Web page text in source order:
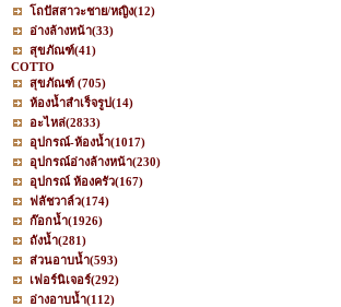
โถปัสสาวะชาย/หญิง(12)
อ่างล้างหน้า(33)
สุขภัณฑ์(41)
COTTO
สุขภัณฑ์ (705)
ห้องน้ำสำเร็จรูป(14)
อะไหล่(2833)
อุปกรณ์-ห้องน้ำ(1017)
อุปกรณ์อ่างล้างหน้า(230)
อุปกรณ์ ห้องครัว(167)
ฟลัชวาล์ว(174)
ก๊อกน้ำ(1926)
ถังน้ำ(281)
ส่วนอาบน้ำ(593)
เฟอร์นิเจอร์(292)
อ่างอาบน้ำ(112)